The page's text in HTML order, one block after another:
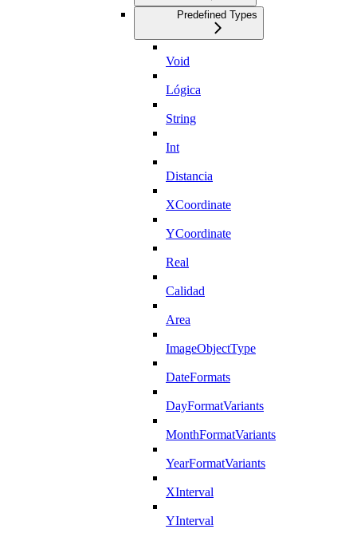
Predefined Types
Void
Lógica
String
Int
Distancia
XCoordinate
YCoordinate
Real
Calidad
Area
ImageObjectType
DateFormats
DayFormatVariants
MonthFormatVariants
YearFormatVariants
XInterval
YInterval